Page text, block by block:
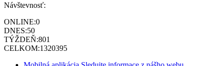
Návštevnosť:
ONLINE:0
DNES:50
TÝŽDEŇ:801
CELKOM:1320395